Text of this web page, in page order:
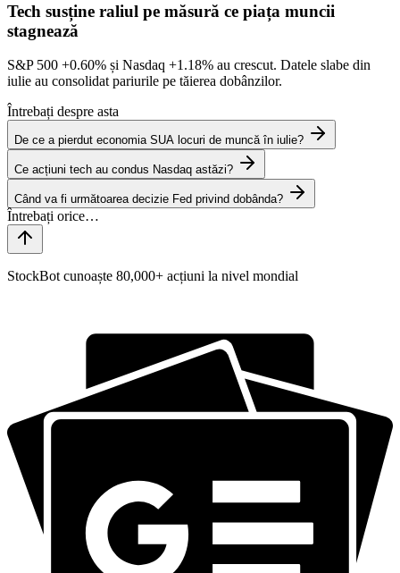
Tech susține raliul pe măsură ce piața muncii
stagnează
S&P 500 +0.60% și Nasdaq +1.18% au crescut. Datele slabe din
iulie au consolidat pariurile pe tăierea dobânzilor.
Întrebați despre asta
De ce a pierdut economia SUA locuri de muncă în iulie?
Ce acțiuni tech au condus Nasdaq astăzi?
Când va fi următoarea decizie Fed privind dobânda?
StockBot cunoaște 80,000+ acțiuni la nivel mondial